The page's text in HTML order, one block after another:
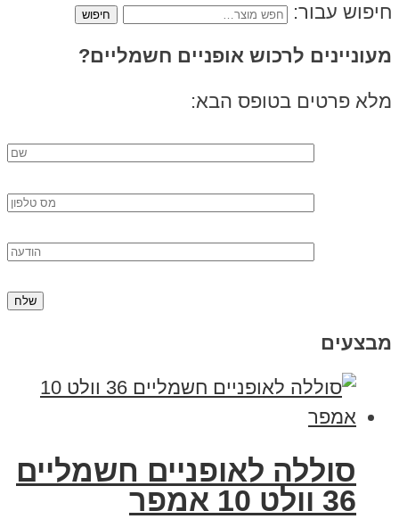
חיפוש עבור:
מעוניינים לרכוש אופניים חשמליים?
מלא פרטים בטופס הבא:
מבצעים
סוללה לאופניים חשמליים
36 וולט 10 אמפר